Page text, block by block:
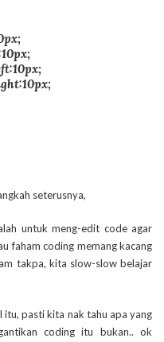
seterusnya,
untuk meng-edit code agar
faham coding memang kacang
takpa, kita slow-slow belajar
itu, pasti kita nak tahu apa yang
coding itu bukan.. ok